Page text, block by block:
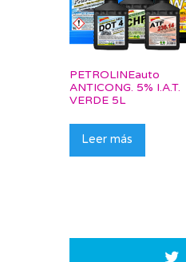
PETROLINEauto
ANTICONG. 5% I.A.T.
VERDE 5L
Leer más